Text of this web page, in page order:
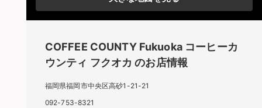
COFFEE COUNTY Fukuoka コーヒーカ
ウンティ フクオカ のお店情報
福岡県福岡市中央区高砂1-21-21
092-753-8321